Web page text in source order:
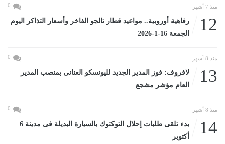
منذ 7 أشهر 0
12
رفاهية أوروبية.. مواعيد قطار تالجو الفاخر وأسعار التذاكر اليوم
الجمعة 16-1-2026
منذ 8 أشهر 0
13
لافروف: فوز المدير الجديد لليونسكو العنانى بمنصب المدير
العام مؤشر مشجع
منذ 8 أشهر 0
14
بدء تلقى طلبات إحلال التوكتوك بالسيارة البديلة فى مدينة 6
أكتوبر